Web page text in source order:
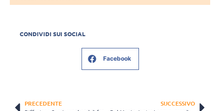
CONDIVIDI SUI SOCIAL
Facebook
PRECEDENTE SUCCESSIVO